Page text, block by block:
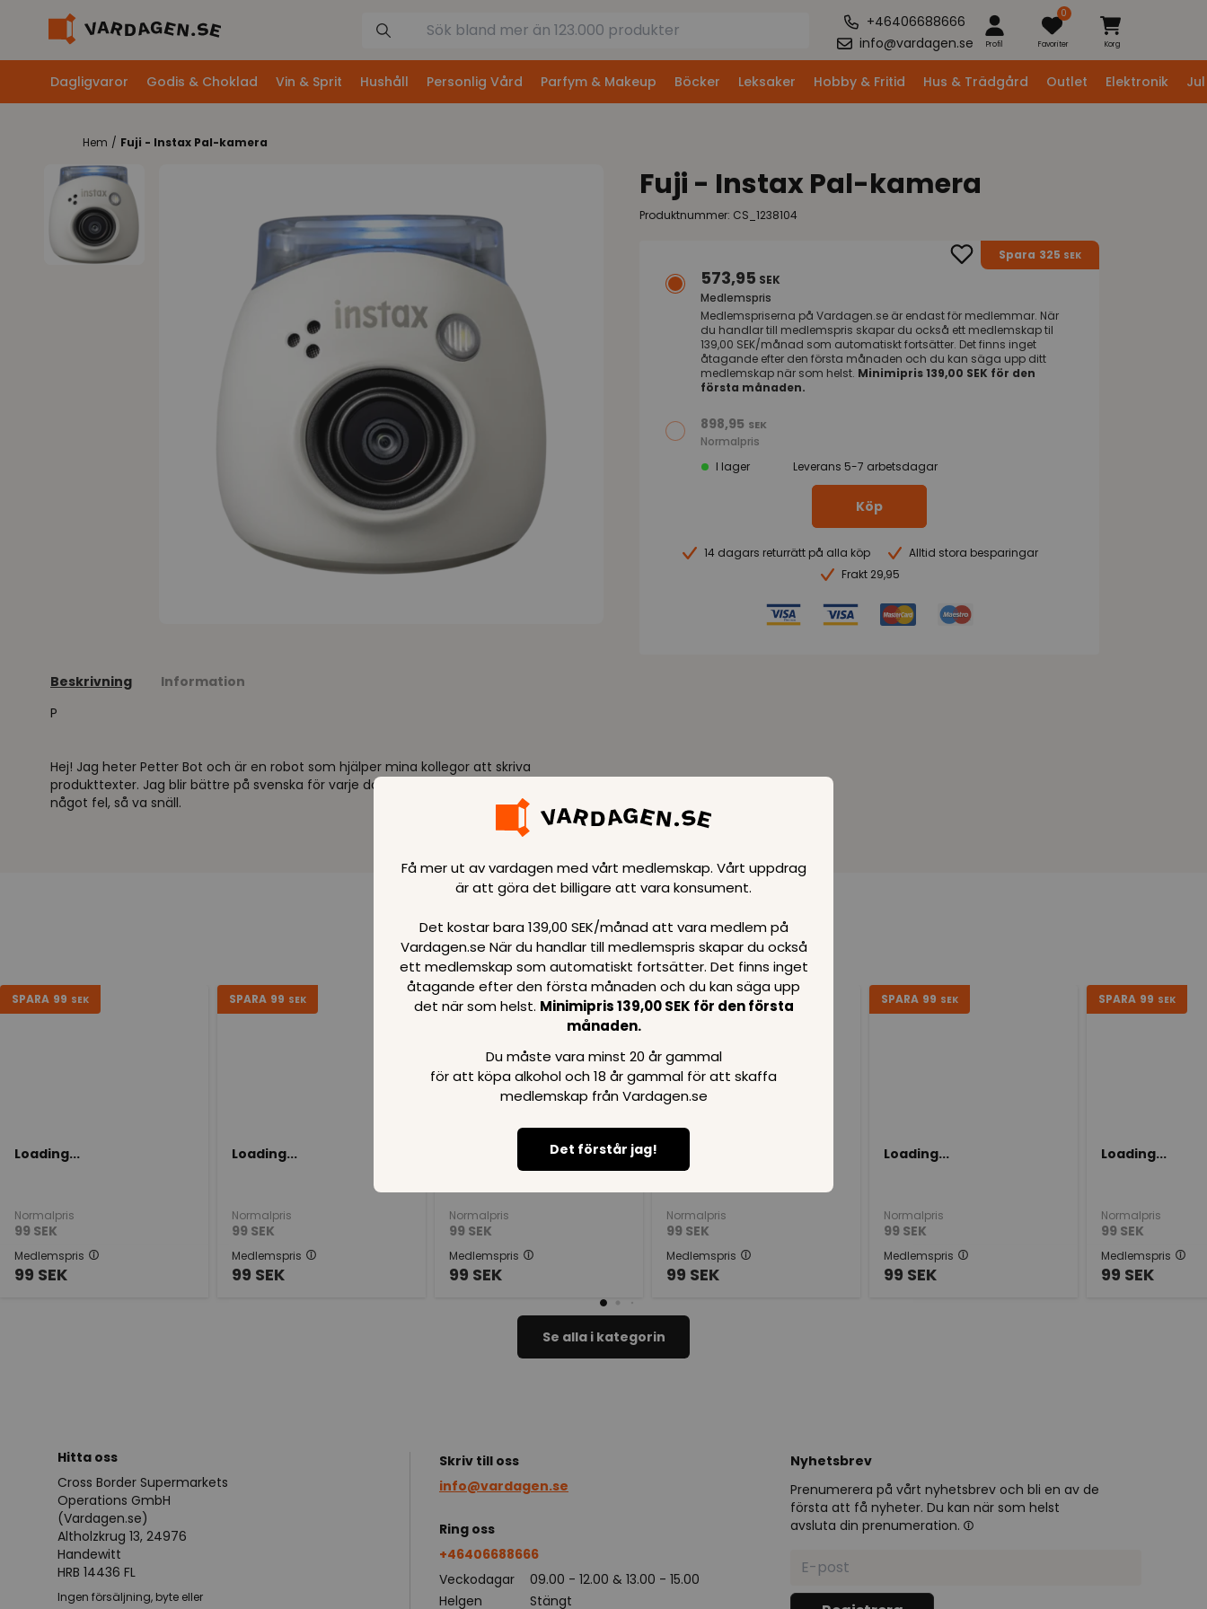
+46406688666
info@vardagen.se
Profil
0
Favoriter Korg
Dagligvaror Godis & Choklad Vin & Sprit Hushåll Personlig Vård Parfym & Makeup Böcker Leksaker Hobby & Fritid Hus & Trädgård Outlet Elektronik Jul
Få mer ut av vardagen med vårt medlemskap. Vårt uppdrag
är att göra det billigare att vara konsument.
Det kostar bara 139,00 SEK/månad att vara medlem på
Vardagen.se När du handlar till medlemspris skapar du också
ett medlemskap som automatiskt fortsätter. Det finns inget
åtagande efter den första månaden och du kan säga upp
det när som helst. Minimipris 139,00 SEK för den första
månaden.
Du måste vara minst 20 år gammal
för att köpa alkohol och 18 år gammal för att skaffa
medlemskap från Vardagen.se
Det förstår jag!
Hem / Fuji - Instax Pal-kamera
Beskrivning
Information
P
Hej! Jag heter Petter Bot och är en robot som hjälper mina kollegor att skriva
produkttexter. Jag blir bättre på svenska för varje dag som går. Om jag har skrivit
något fel, så va snäll.
Fuji - Instax Pal-kamera
Produktnummer: CS_1238104
Spara 325 SEK
573,95 SEK
Medlemspris
Medlemspriserna på Vardagen.se är endast för medlemmar. När
du handlar till medlemspris skapar du också ett medlemskap til
139,00 SEK/månad som automatiskt fortsätter. Det finns inget
åtagande efter den första månaden och du kan säga upp ditt
medlemskap när som helst. Minimipris 139,00 SEK för den
första månaden.
898,95 SEK
Normalpris
I lager
Leverans 5-7 arbetsdagar
Köp
14 dagars returrätt på alla köp
Alltid stora besparingar
Frakt 29,95
Loading..
SPARA 99 SEK
Loading...
Normalpris
99 SEK
Medlemspris
99 SEK
SPARA 99 SEK
Loading...
Normalpris
99 SEK
Medlemspris
99 SEK
SPARA 99 SEK
Normalpris
99 SEK
Medlemspris
99 SEK
SPARA 99 SEK
Normalpris
99 SEK
Medlemspris
99 SEK
SPARA 99 SEK
Loading...
Normalpris
99 SEK
Medlemspris
99 SEK
SPARA 99 SEK
Loading...
Normalpris
99 SEK
Medlemspris
99 SEK
Se alla i kategorin
Hitta oss
Cross Border Supermarkets
Operations GmbH
(Vardagen.se)
Altholzkrug 13, 24976
Handewitt
HRB 14436 FL
Ingen försäljning, byte eller
Skriv till oss
info@vardagen.se
Ring oss
+46406688666
Veckodagar
09.00 - 12.00 & 13.00 - 15.00
Helgen
Stängt
Nyhetsbrev
Prenumerera på vårt nyhetsbrev och bli en av de
första att få nyheter. Du kan när som helst
avsluta din prenumeration.